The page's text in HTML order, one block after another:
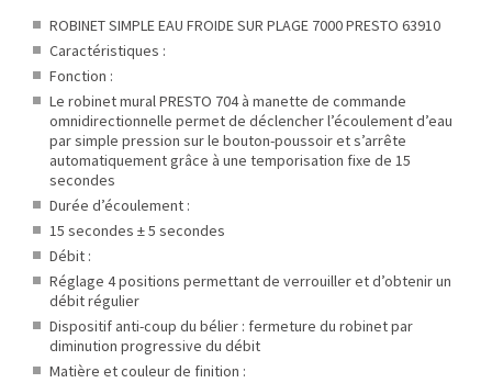
ROBINET SIMPLE EAU FROIDE SUR PLAGE 7000 PRESTO 63910
Caractéristiques :
Fonction :
Le robinet mural PRESTO 704 à manette de commande
omnidirectionnelle permet de déclencher l’écoulement d’eau
par simple pression sur le bouton-poussoir et s’arrête
automatiquement grâce à une temporisation fixe de 15
secondes
Durée d’écoulement :
15 secondes ± 5 secondes
Débit :
Réglage 4 positions permettant de verrouiller et d’obtenir un
débit régulier
Dispositif anti-coup du bélier : fermeture du robinet par
diminution progressive du débit
Matière et couleur de finition :